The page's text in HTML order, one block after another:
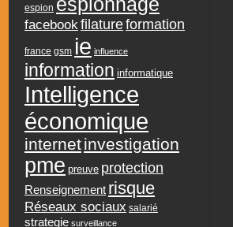
espion
facebookfilatureformation
france gsm ie influence
information informatique
Intelligence
économique
internetinvestigation
pme preuve protection
Renseignement risque
Réseaux sociaux salarié
strategie surveillance